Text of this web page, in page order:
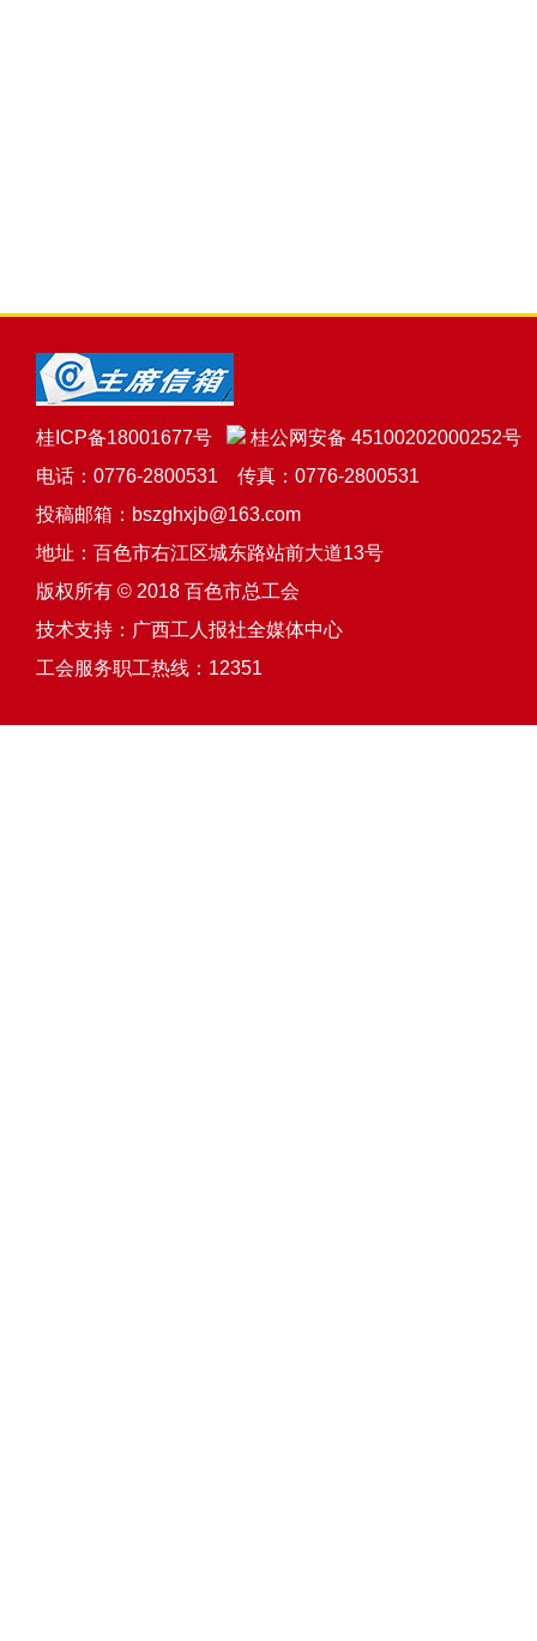
桂ICP备18001677号
桂公网安备 45100202000252号
电话：0776-2800531 传真：0776-2800531
投稿邮箱：bszghxjb@163.com
地址：百色市右江区城东路站前大道13号
版权所有 © 2018 百色市总工会
技术支持： 广西工人报社全媒体中心
工会服务职工热线：12351